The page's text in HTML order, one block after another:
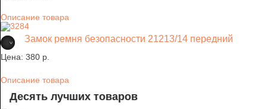
Описание товара
Замок ремня безопасности 21213/14 передний
Цена: 380 p.
Описание товара
Десять лучших товаров